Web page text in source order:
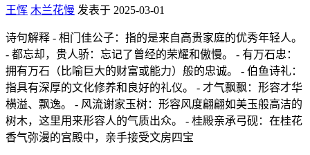
王恽 木兰花慢 发表于 2025-03-01
诗句解释 - 相门佳公子：指的是来自高贵家庭的优秀年轻人。
- 都忘却，贵人骄：忘记了曾经的荣耀和傲慢。 - 有万石忠：
拥有万石（比喻巨大的财富或能力）般的忠诚。 - 伯鱼诗礼：
指具有深厚的文化修养和良好的礼仪。 - 才气飘飘：形容才华
横溢、飘逸。 - 风流谢家玉树：形容风度翩翩如美玉般高洁的
树木，这里用来形容人的气质出众。 - 桂殿亲承弓砚：在桂花
香气弥漫的宫殿中，亲手接受文房四宝